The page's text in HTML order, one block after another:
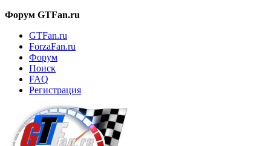
Форум GTFan.ru
GTFan.ru
ForzaFan.ru
Форум
Поиск
FAQ
Регистрация